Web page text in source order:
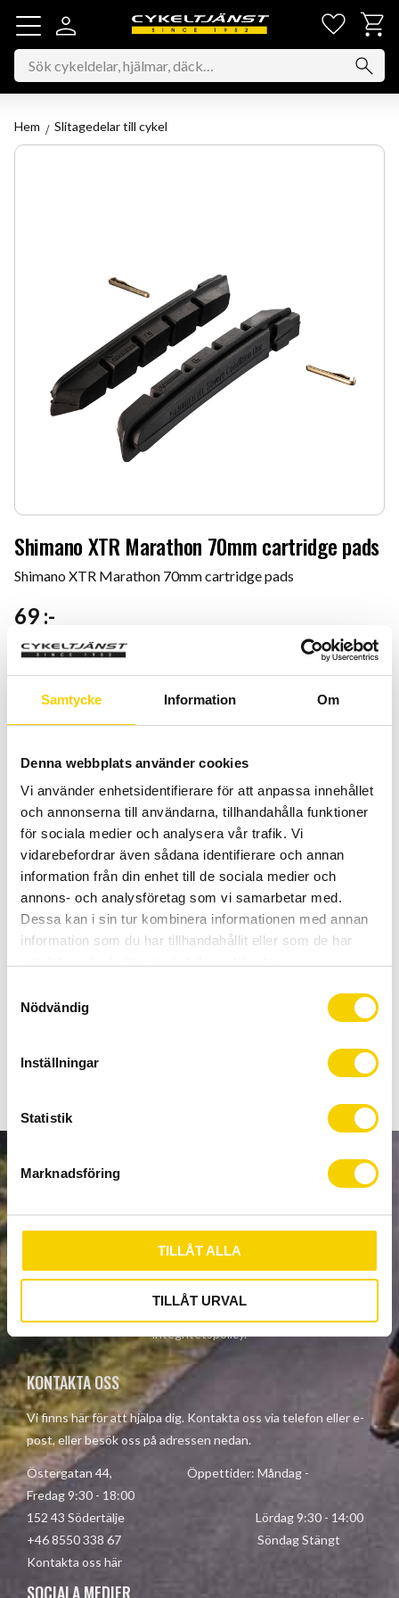
Samtycke Information Om
Denna webbplats använder cookies
Vi använder enhetsidentifierare för att anpassa innehållet
och annonserna till användarna, tillhandahålla funktioner
för sociala medier och analysera vår trafik. Vi
vidarebefordrar även sådana identifierare och annan
information från din enhet till de sociala medier och
annons- och analysföretag som vi samarbetar med.
Dessa kan i sin tur kombinera informationen med annan
information som du har tillhandahållit eller som de har
s
a
l
Nödvändig
Inställningar
Statistik
Marknadsföring
TILLÅT ALLA
TILLÅT URVAL
Meny
Hem Slitagedelar till cykel
Shimano XTR Marathon 70mm cartridge pads
Shimano XTR Marathon 70mm cartridge pads
69 :-
Antal
Lagerstatus
Beställningsvara
Artikelnr
Y8AA98200
Gjorda i Shimanos bästa gummiblandning som fungerar bra i
i dåliga förhållanden. Perfekt för långlopp.
PRENUMERERA
integritetspolicy.
KONTAKTA OSS
Vi finns här för att hjälpa dig. Kontakta oss via telefon eller e-
post, eller besök oss på adressen nedan.
Östergatan 44, Öppettider: Måndag -
Fredag 9:30 - 18:00
152 43 Södertälje Lördag 9:30 - 14:00
+46 8550 338 67 Söndag Stängt
Kontakta oss här
SOCIALA MEDIER